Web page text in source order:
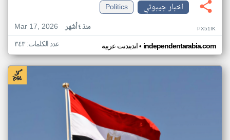
اخبار جيبوتي
Politics
Mar 17, 2026
منذ ٤ أشهر PX51IK
اندبندنت عربية• independentarabia.com عدد الكلمات: ٣٤٣